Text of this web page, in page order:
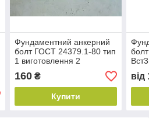
Фундаментний анкерний
болт ГОСТ 24379.1-80 тип
1 виготовлення 2
160₴
Купити
від